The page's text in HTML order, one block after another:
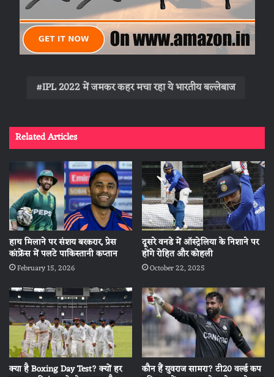
IPL 2022 में जमकर कहर मचा रहा ये भारतीय बल्लेबाज
Related Articles
हाथ मिलाने पर संशय बरकरार, प्रेस
कांफ्रेंस में पलटे पाकिस्तानी कप्तान
February 15, 2026
दूसरे वनडे में ऑस्ट्रेलिया के निशाने पर
होंगे रोहित और कोहली
October 22, 2025
क्या है Boxing Day Test? क्यों हर कौन हैं युवराज सामरा? टी20 वर्ल्‍ड कप